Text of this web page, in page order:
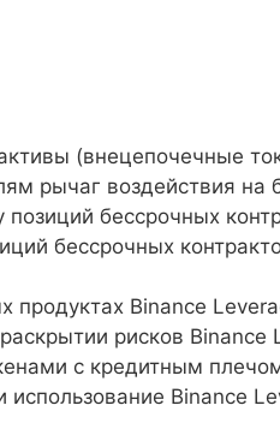
(внецепочечные
рычаг воздействия
бессрочных
бессрочных
Binance
рисков Binance
с кредитным
использование Binance